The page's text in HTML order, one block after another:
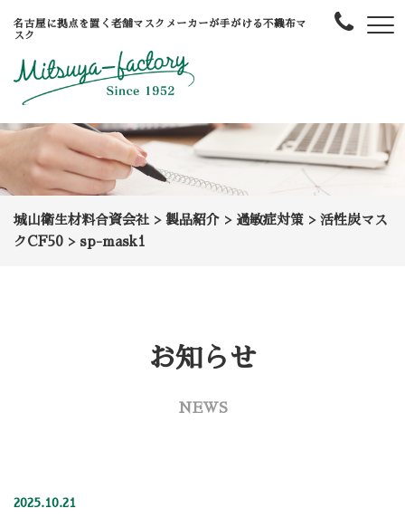
名古屋に拠点を置く老舗マスクメーカーが手がける不織布マ
スク
城山衛生材料合資会社 > 製品紹介 > 過敏症対策 > 活性炭マス
クCF50 > sp-mask1
お知らせ
NEWS
2025.10.21